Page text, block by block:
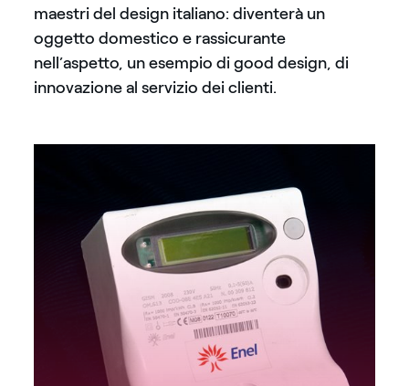
maestri del design italiano: diventerà un
oggetto domestico e rassicurante
nell’aspetto, un esempio di good design, di
innovazione al servizio dei clienti.